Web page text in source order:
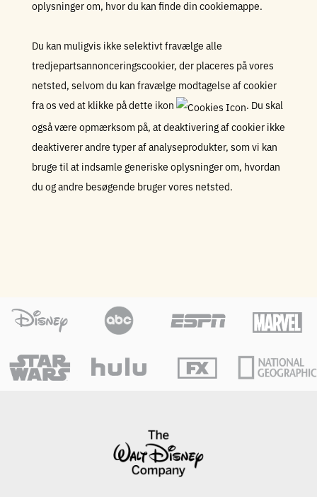
oplysninger om, hvor du kan finde din cookiemappe.
Du kan muligvis ikke selektivt fravælge alle
tredjepartsannonceringscookier, der placeres på vores
netsted, selvom du kan fravælge modtagelse af cookier
fra os ved at klikke på dette ikon
. Du skal
også være opmærksom på, at deaktivering af cookier ikke
deaktiverer andre typer af analyseprodukter, som vi kan
bruge til at indsamle generiske oplysninger om, hvordan
du og andre besøgende bruger vores netsted.